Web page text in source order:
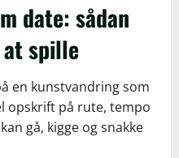
date: sådan
spille
en kunstvandring som
opskrift på rute, tempo
gå, kigge og snakke